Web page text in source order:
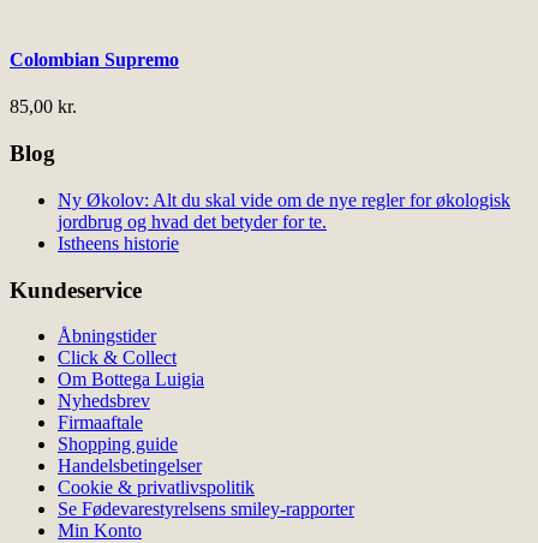
Colombian Supremo
85,00 kr.
Blog
Ny Økolov: Alt du skal vide om de nye regler for økologisk
jordbrug og hvad det betyder for te.
Istheens historie
Kundeservice
Åbningstider
Click & Collect
Om Bottega Luigia
Nyhedsbrev
Firmaaftale
Shopping guide
Handelsbetingelser
Cookie & privatlivspolitik
Se Fødevarestyrelsens smiley-rapporter
Min Konto